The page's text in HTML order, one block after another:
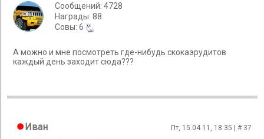
Сообщений: 4728
Награды: 88
Cовы: 6
А можно и мне посмотреть где-нибудь скокаэрудитов
каждый день заходит сюда???
Иван Пт, 15.04.11, 18:35 | # 37